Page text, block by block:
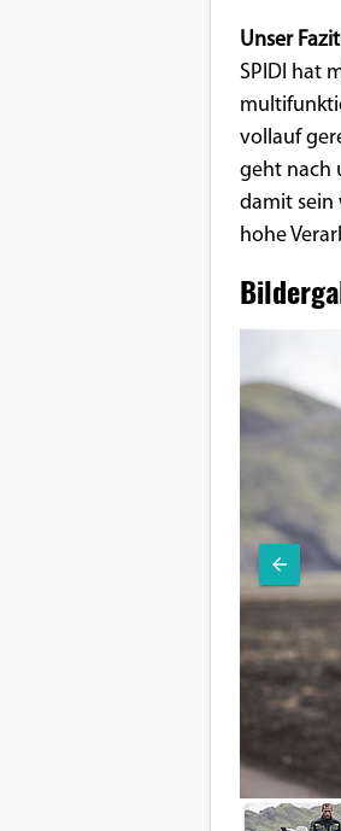
Unser
SPIDI hat
vollauf
geht nach
damit sein
hohe